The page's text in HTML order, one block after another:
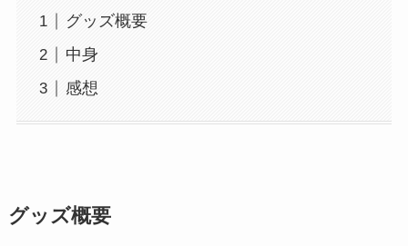
グッズ概要
中身
感想
グッズ概要